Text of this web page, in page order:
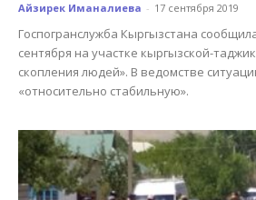
Айзирек Иманалиева - 17 сентября 2019
Госпогранслужба Кыргызстана
сентября на участке кыргызской-
скопления людей». В ведомстве
«относительно стабильную».